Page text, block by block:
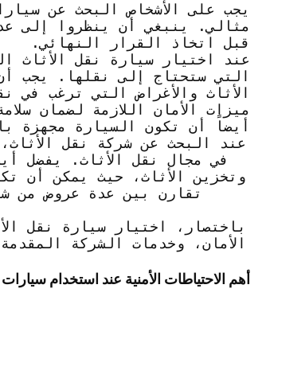
يجب على الأشخاص البحث عن
مثالي. ينبغي أن ينظروا إلى
قبل اتخاذ القرار النهائي.
عند اختيار سيارة نقل الأثاث
التي ستحتاج إلى نقلها. يجب
الأثاث والأغراض التي ترغب
ميزات الأمان اللازمة لضمان
أيضاً أن تكون السيارة مجهزة
عند البحث عن شركة نقل
في مجال نقل الأثاث. يفضل
وتخزين الأثاث، حيث يمكن أن
تقارن بين عدة عروض من
باختصار، اختيار سيارة نقل
الأمان، وخدمات الشركة
أهم الاحتياطات الأمنية عند استخدام